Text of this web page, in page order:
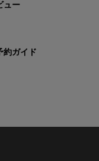
ュー
約ガイド